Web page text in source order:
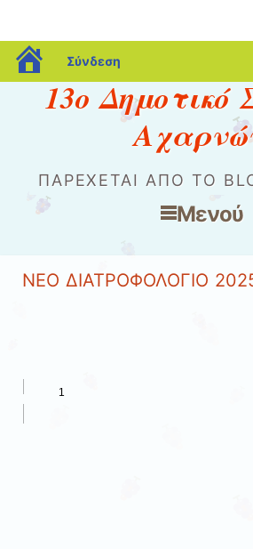
blogs.sch.gr
Σύνδεση
13ο Δημοτικό
ΠΑΡΈΧΕΤΑΙ ΑΠΌ ΤΟ
Μενού
ΝΕΟ ΔΙΑΤΡΟΦΟΛΟΓΙΟ